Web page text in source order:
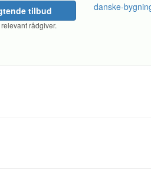
tilbud
rådgiver.
danske-